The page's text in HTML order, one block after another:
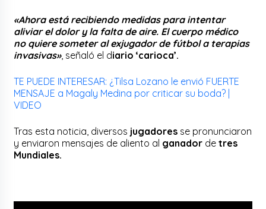
«Ahora está recibiendo medidas para intentar
aliviar el dolor y la falta de aire. El cuerpo médico
no quiere someter al exjugador de fútbol a terapias
invasivas», señaló el diario ‘carioca’.
TE PUEDE INTERESAR: ¿Tilsa Lozano le envió FUERTE
MENSAJE a Magaly Medina por criticar su boda? |
VIDEO
Tras esta noticia, diversos jugadores se pronunciaron
y enviaron mensajes de aliento al ganador detres
Mundiales.